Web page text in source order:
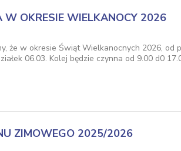
W OKRESIE WIELKANOCY 2026
że w okresie Świąt Wielkanocnych 2026,
06.03. Kolej będzie czynna od 9.00 d0
ZIMOWEGO 2025/2026